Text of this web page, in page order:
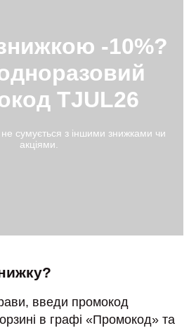
-10%?
TJUL26
сумується з іншими знижками чи
акціями.
введи промокод
в графі «Промокод» та